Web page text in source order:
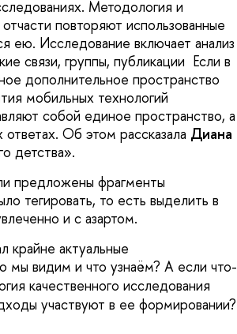
Методология и
повторяют использованные
ею. Исследование включает анализ
связи, группы, публикации Если в
дополнительное пространство
мобильных технологий
собой единое пространство, а
Об этом рассказала Диана
детства».
предложены фрагменты
тегировать, то есть выделить в
и с азартом.
крайне актуальные
мы видим и что узнаём? А если что-
качественного исследования
участвуют в ее формировании?